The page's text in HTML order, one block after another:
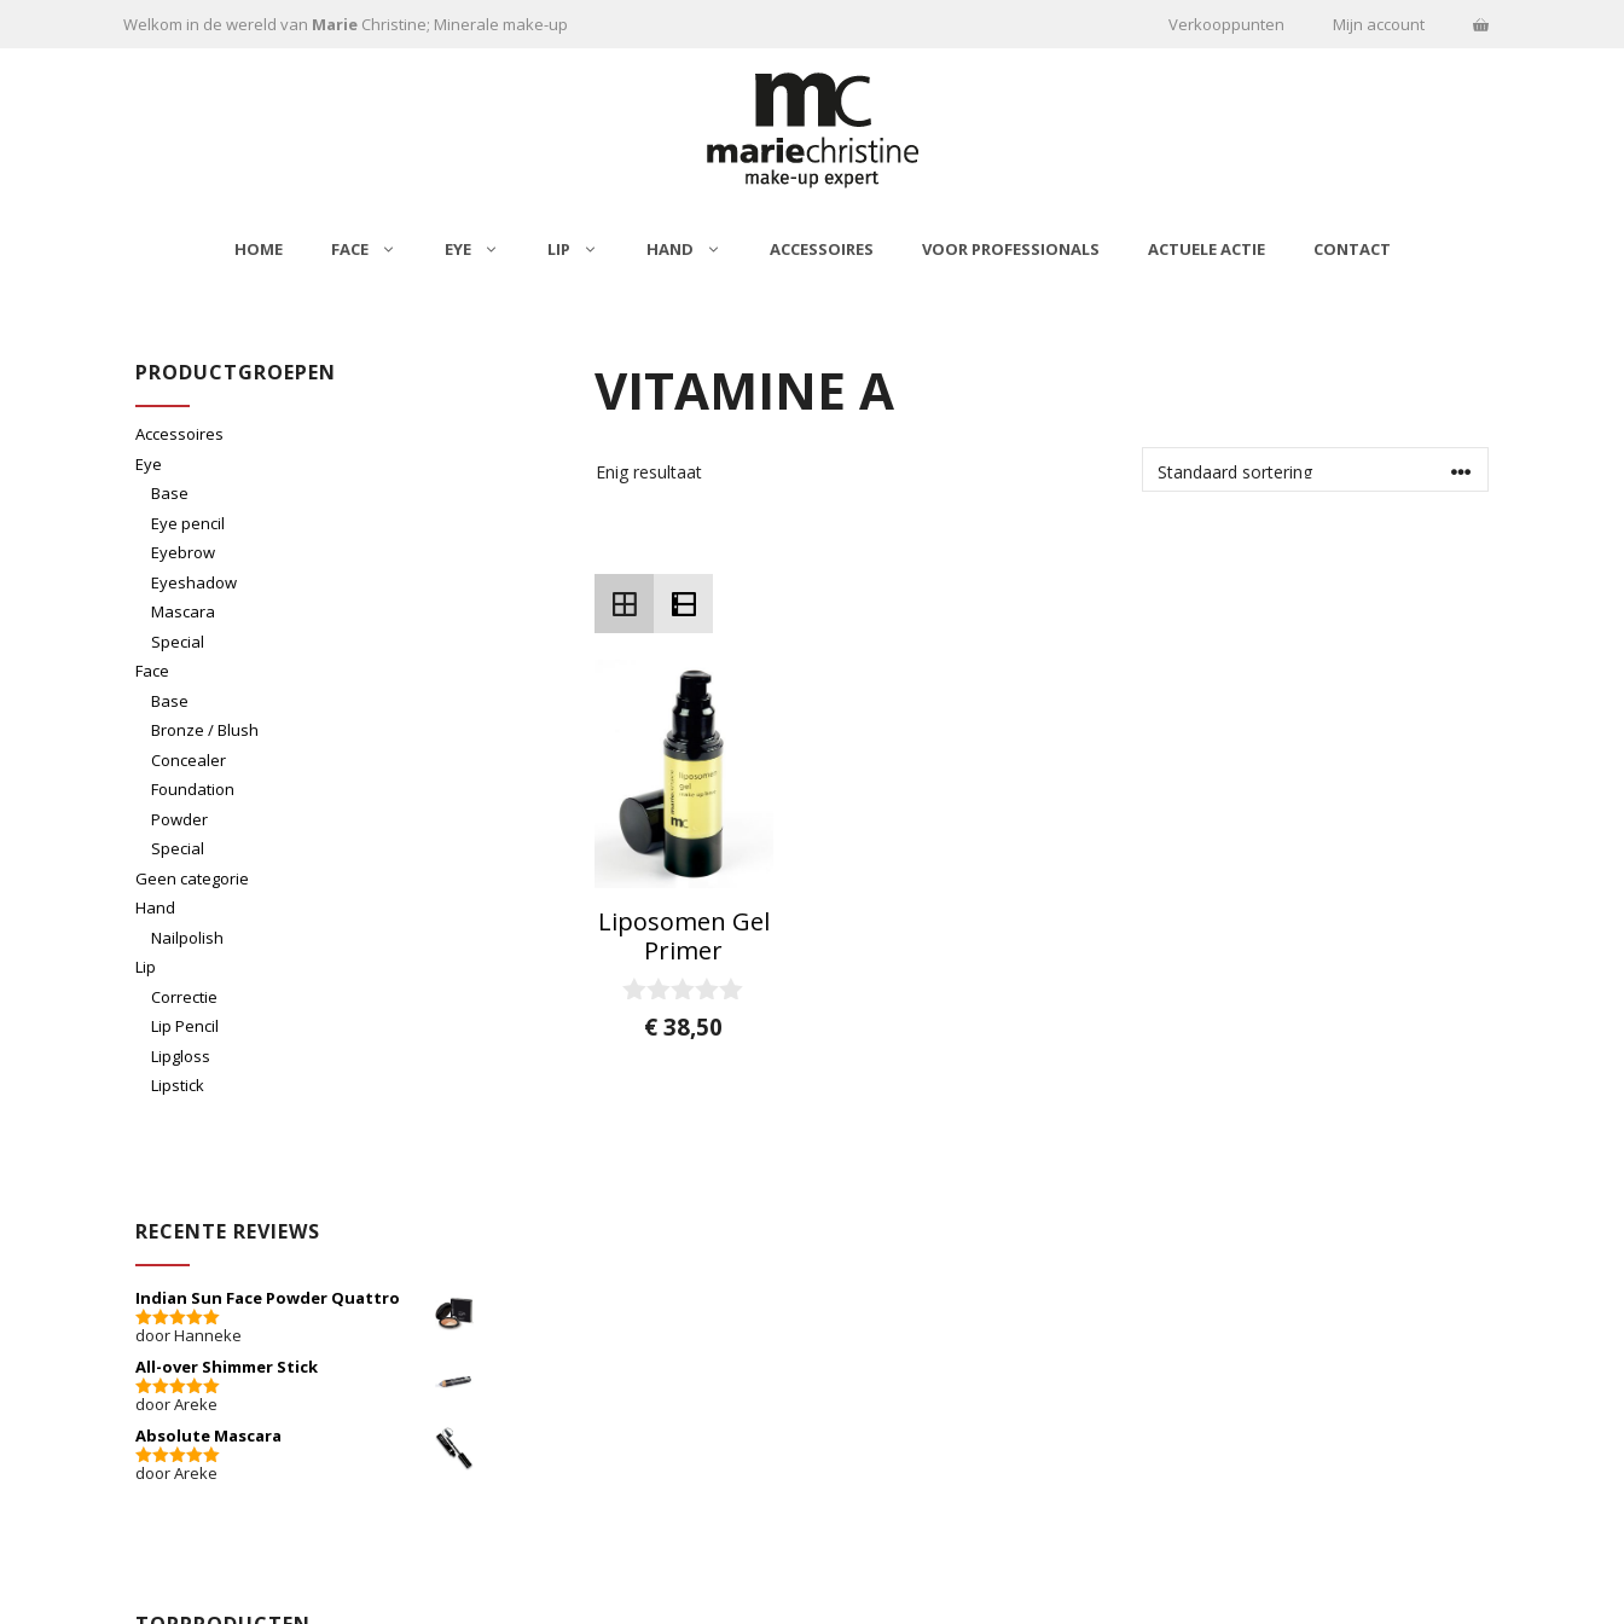
Ga naar de inhoud
Welkom in de wereld van Marie Christine; Minerale make-up Verkooppunten Mijn account
HOME FACE EYE LIP HAND ACCESSOIRES VOOR PROFESSIONALS ACTUELE ACTIE CONTACT
VITAMINE A
Enig resultaat
Liposomen Gel
Primer
€38,50
PRODUCTGROEPEN
Accessoires
Eye
Base
Eye pencil
Eyebrow
Eyeshadow
Mascara
Special
Face
Base
Bronze / Blush
Concealer
Foundation
Powder
Special
Geen categorie
Hand
Nailpolish
Lip
Correctie
Lip Pencil
Lipgloss
Lipstick
RECENTE REVIEWS
Indian Sun Face Powder Quattro
5van 5
door Hanneke
All-over Shimmer Stick
5van 5
door Areke
Absolute Mascara
5van 5
door Areke